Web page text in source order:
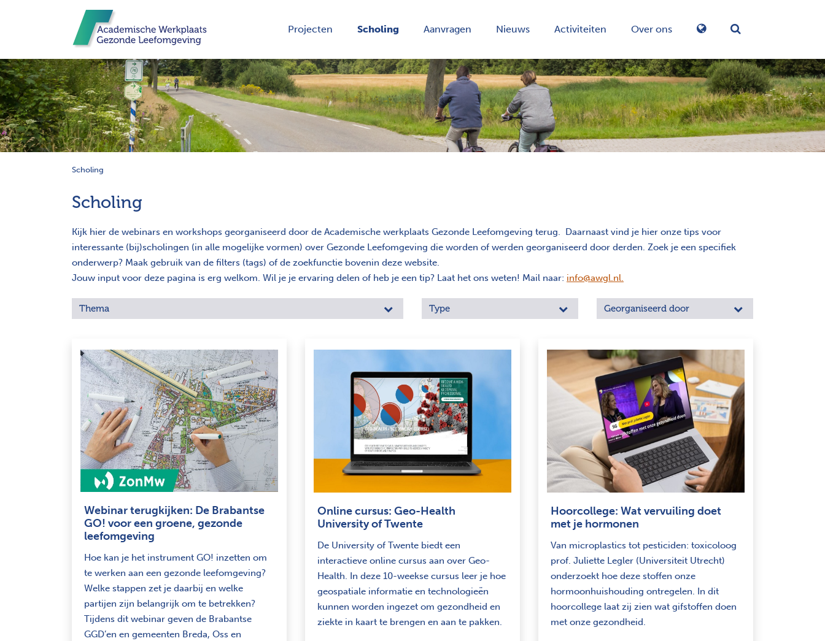
Projecten Scholing Aanvragen Nieuws Activiteiten
Over ons
Scholing
Scholing
Kijk hier de webinars en workshops georganiseerd door de Academische werkplaats Gezonde Leefomgeving terug. Daarnaast vind je hier onze tips voor
interessante (bij)scholingen (in alle mogelijke vormen) over Gezonde Leefomgeving die worden of werden georganiseerd door derden. Zoek je een specifiek
onderwerp? Maak gebruik van de filters (tags) of de zoekfunctie bovenin deze website.
Jouw input voor deze pagina is erg welkom. Wil je je ervaring delen of heb je een tip? Laat het ons weten! Mail naar: info@awgl.nl.
Thema Type Georganiseerd door
Webinar terugkijken: De Brabantse
GO! voor een groene, gezonde
leefomgeving
Hoe kan je het instrument GO! inzetten om
te werken aan een gezonde leefomgeving?
Welke stappen zet je daarbij en welke
partijen zijn belangrijk om te betrekken?
Tijdens dit webinar geven de Brabantse
GGD’en en gemeenten Breda, Oss en
Online cursus: Geo-Health
University of Twente
De University of Twente biedt een
interactieve online cursus aan over Geo-
Health. In deze 10-weekse cursus leer je hoe
geospatiale informatie en technologieën
kunnen worden ingezet om gezondheid en
ziekte in kaart te brengen en aan te pakken.
Hoorcollege: Wat vervuiling doet
met je hormonen
Van microplastics tot pesticiden: toxicoloog
prof. Juliette Legler (Universiteit Utrecht)
onderzoekt hoe deze stoffen onze
hormoonhuishouding ontregelen. In dit
hoorcollege laat zij zien wat gifstoffen doen
met onze gezondheid.